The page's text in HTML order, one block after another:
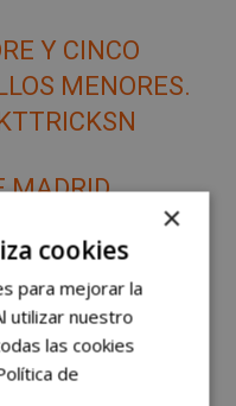
Y CINCO
MENORES.
MADRID
de Madrid
1de la
regional
×
cookies
para mejorar la
utilizar nuestro
las cookies
de